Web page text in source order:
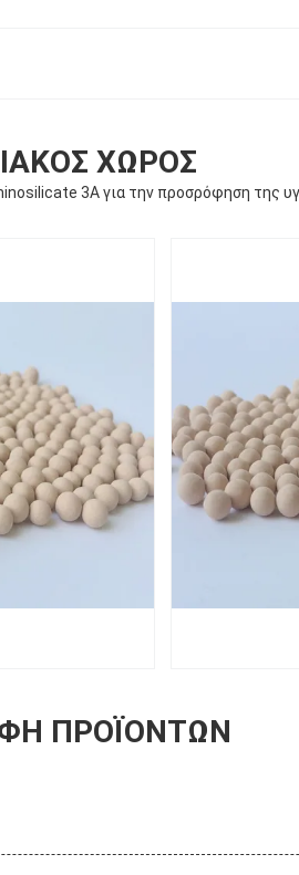
ΧΏΡΟΣ
3A για την προσρόφηση της
ΠΡΟΪΌΝΤΩΝ